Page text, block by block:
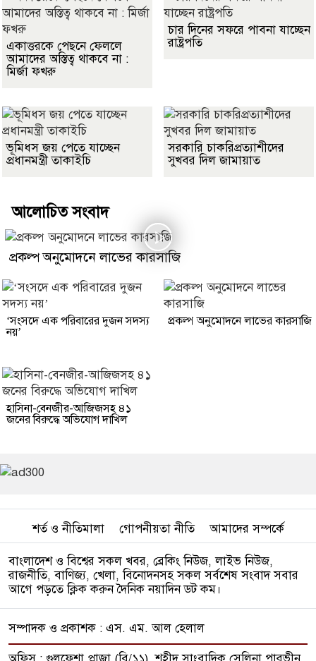
একাত্তরকে পেছনে ফেললে
আমাদের অস্তিত্ব থাকবে না :
মির্জা ফখরু
চার দিনের সফরে পাবনা যাচ্ছেন
রাষ্ট্রপতি
ভূমিধস জয় পেতে যাচ্ছেন
প্রধানমন্ত্রী তাকাইচি
সরকারি চাকরিপ্রত্যাশীদের
সুখবর দিল জামায়াত
আলোচিত সংবাদ
প্রকল্প অনুমোদনে লাভের কারসাজি
‘সংসদে এক পরিবারের দুজন সদস্য
নয়’
প্রকল্প অনুমোদনে লাভের কারসাজি
হাসিনা-বেনজীর-আজিজসহ ৪১
জনের বিরুদ্ধে অভিযোগ দাখিল
শর্ত ও নীতিমালা গোপনীয়তা নীতি আমাদের সম্পর্কে
বাংলাদেশ ও বিশ্বের সকল খবর, ব্রেকিং নিউজ, লাইভ নিউজ,
রাজনীতি, বাণিজ্য, খেলা, বিনোদনসহ সকল সর্বশেষ সংবাদ সবার
আগে পড়তে ক্লিক করুন দৈনিক নয়াদিন ডট কম।
সম্পাদক ও প্রকাশক : এস. এম. আল হেলাল